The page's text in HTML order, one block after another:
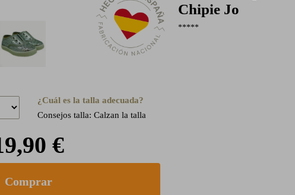
Chipie Jo
*****
¿Cuál es la talla adecuada?
Consejos talla: Calzan la talla
€